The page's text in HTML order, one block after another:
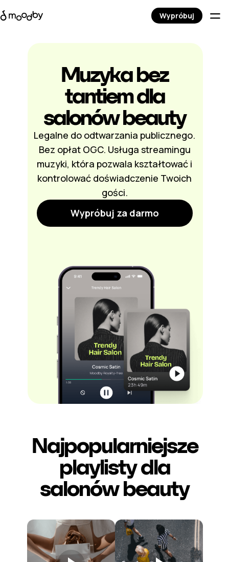
Muzyka bez
tantiem dla
salonów beauty
Legalne do odtwarzania publicznego.
Bez opłat OGC. Usługa streamingu
muzyki, która pozwala kształtować i
kontrolować doświadczenie Twoich
gości.
Wypróbuj za darmo
Najpopularniejsze
playlisty dla
salonów beauty
Wypróbuj